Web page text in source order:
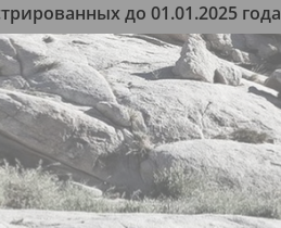
до 01.01.2025 года